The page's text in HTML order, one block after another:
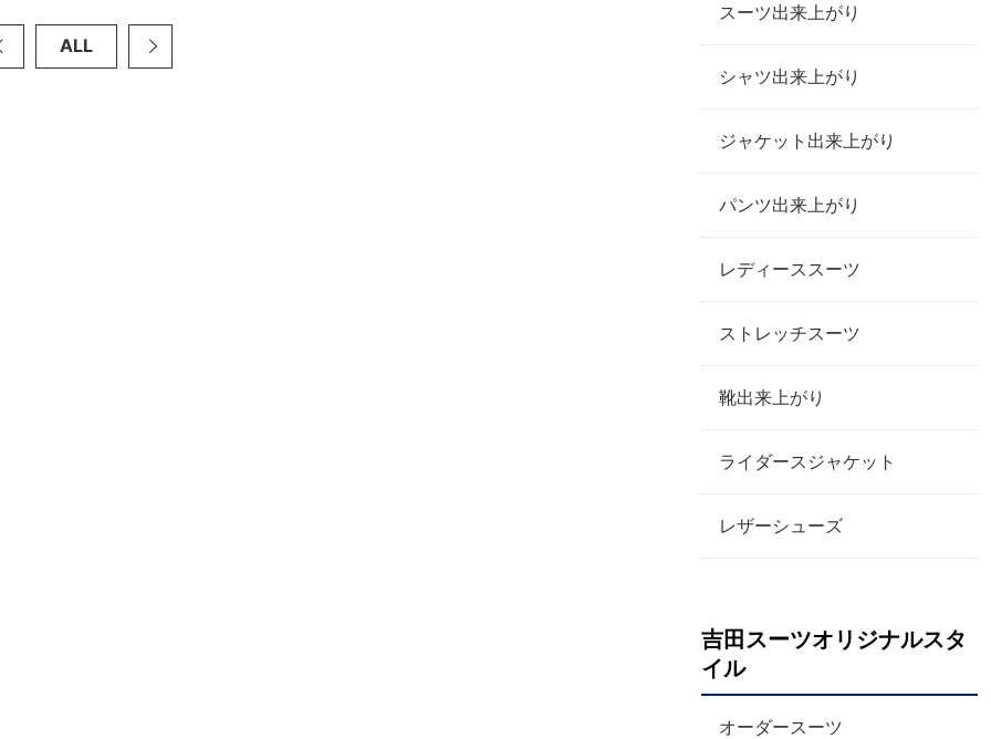
ALL
スーツ出来上がり
シャツ出来上がり
ジャケット出来上がり
パンツ出来上がり
レディーススーツ
ストレッチスーツ
靴出来上がり
ライダースジャケット
レザーシューズ
吉田スーツオリジナルスタ
イル
オーダースーツ